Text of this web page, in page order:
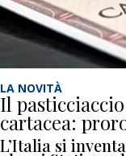
LA NOVITÀ
Il
cartacea:
L’Italia si